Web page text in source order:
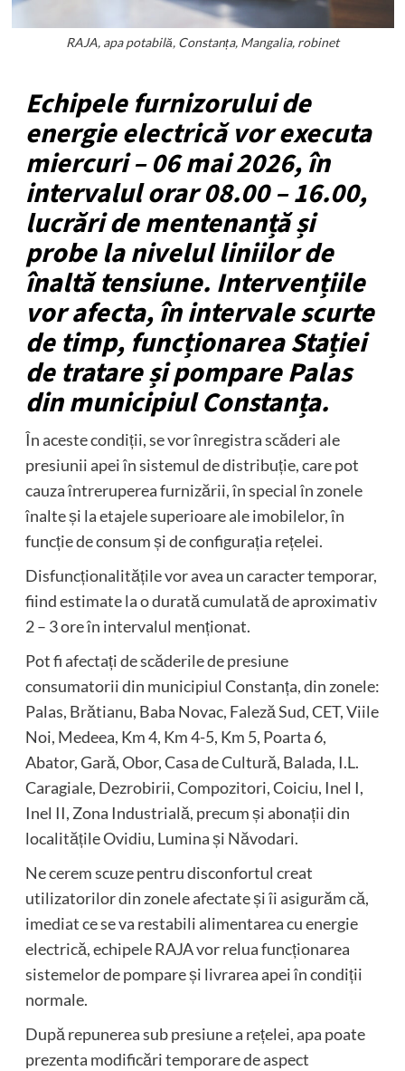
RAJA, apa potabilă, Constanța, Mangalia, robinet
Echipele furnizorului de
energie electrică vor executa
miercuri – 06 mai 2026, în
intervalul orar 08.00 – 16.00,
lucrări de mentenanță și
probe la nivelul liniilor de
înaltă tensiune. Intervențiile
vor afecta, în intervale scurte
de timp, funcționarea Stației
de tratare și pompare Palas
din municipiul Constanța.
În aceste condiții, se vor înregistra scăderi ale
presiunii apei în sistemul de distribuție, care pot
cauza întreruperea furnizării, în special în zonele
înalte și la etajele superioare ale imobilelor, în
funcție de consum și de configurația rețelei.
Disfuncționalitățile vor avea un caracter temporar,
fiind estimate la o durată cumulată de aproximativ
2 – 3 ore în intervalul menționat.
Pot fi afectați de scăderile de presiune
consumatorii din municipiul Constanța, din zonele:
Palas, Brătianu, Baba Novac, Faleză Sud, CET, Viile
Noi, Medeea, Km 4, Km 4-5, Km 5, Poarta 6,
Abator, Gară, Obor, Casa de Cultură, Balada, I.L.
Caragiale, Dezrobirii, Compozitori, Coiciu, Inel I,
Inel II, Zona Industrială, precum și abonații din
localitățile Ovidiu, Lumina și Năvodari.
Ne cerem scuze pentru disconfortul creat
utilizatorilor din zonele afectate și îi asigurăm că,
imediat ce se va restabili alimentarea cu energie
electrică, echipele RAJA vor relua funcționarea
sistemelor de pompare și livrarea apei în condiții
normale.
După repunerea sub presiune a rețelei, apa poate
prezenta modificări temporare de aspect